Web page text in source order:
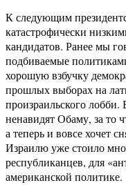
К следующим
катастрофически
кандидатов. Ранее мы
подбиваемые
хорошую взбучку
прошлых выборах на
произраильского
ненавидят Обаму, за то
а теперь и вовсе хочет
Израилю уже стоило
республиканцев, для
американской политике.